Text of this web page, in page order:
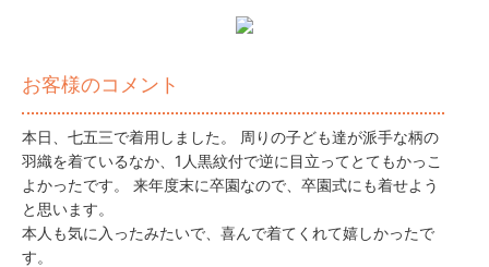
お客様のコメント
本日、七五三で着用しました。 周りの子ども達が派手な柄の
羽織を着ているなか、1人黒紋付で逆に目立ってとてもかっこ
よかったです。 来年度末に卒園なので、卒園式にも着せよう
と思います。
本人も気に入ったみたいで、喜んで着てくれて嬉しかったで
す。